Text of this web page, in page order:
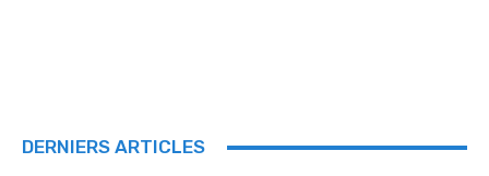
DERNIERS ARTICLES